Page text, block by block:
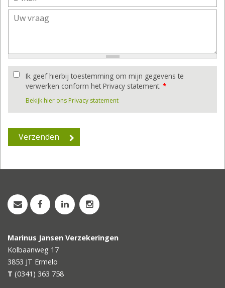
Ik geef hierbij toestemming om mijn gegevens te
verwerken conform het Privacy statement. *
Bekijk hier ons Privacy statement
Marinus Jansen Verzekeringen
Kolbaanweg 17
3853 JT Ermelo
T (0341) 363 758